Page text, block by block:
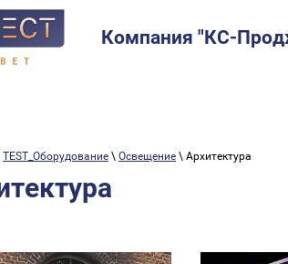
Компания "КС-
TEST_Оборудование \ Освещение \ Архитектура